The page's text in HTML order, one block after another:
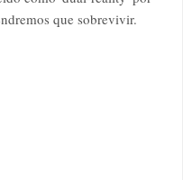
que sobrevivir.